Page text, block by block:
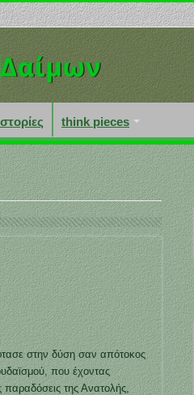
think pieces
στην δύση σαν απότοκος
που έχοντας
παραδόσεις της Ανατολής,